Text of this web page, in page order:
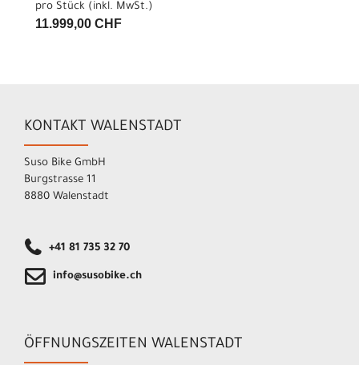
pro Stück (inkl. MwSt.)
11.999,00 CHF
KONTAKT WALENSTADT
Suso Bike GmbH
Burgstrasse 11
8880 Walenstadt
+41 81 735 32 70
info@susobike.ch
ÖFFNUNGSZEITEN WALENSTADT